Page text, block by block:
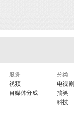
服务
视频
自媒体分成
分类
电视剧
搞笑
科技